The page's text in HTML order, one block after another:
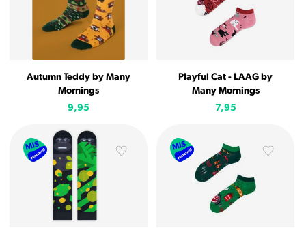
Autumn Teddy by Many
Mornings
9,95
Playful Cat - LAAG by
Many Mornings
7,95